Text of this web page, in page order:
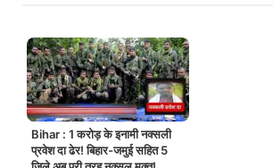
Bihar : 1 करोड़ के इनामी नक्सली
प्रवेश दा ढेर! बिहार-जमुई सहित 5